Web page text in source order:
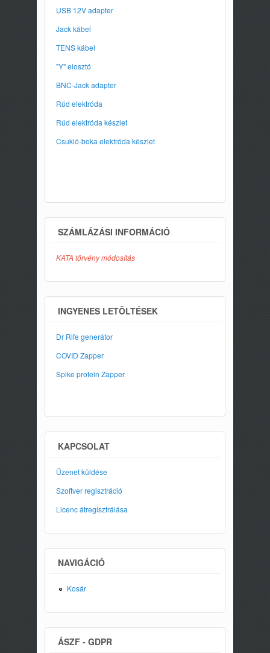
USB 12V adapter
Jack kábel
TENS kábel
"Y" elosztó
BNC-Jack adapter
Rúd elektróda
Rúd elektróda készlet
Csukló-boka elektróda készlet
SZÁMLÁZÁSI INFORMÁCIÓ
KATA törvény módosítás
INGYENES LETÖLTÉSEK
Dr Rife generátor
COVID Zapper
Spike protein Zapper
KAPCSOLAT
Üzenet küldése
Szoftver regisztráció
Licenc átregisztrálása
NAVIGÁCIÓ
Kosár
ÁSZF - GDPR